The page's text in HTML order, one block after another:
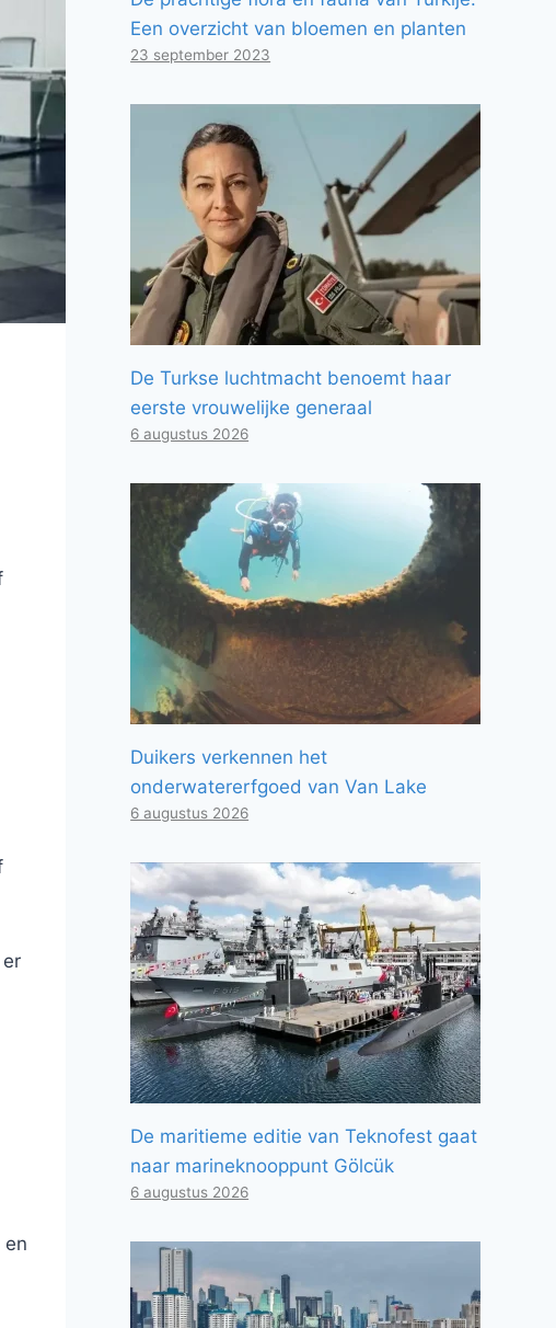
en
Een overzicht van bloemen en planten
23 september 2023
De Turkse luchtmacht benoemt haar
eerste vrouwelijke generaal
6 augustus 2026
Duikers verkennen het
onderwatererfgoed van Van Lake
6 augustus 2026
De maritieme editie van Teknofest gaat
naar marineknooppunt Gölcük
6 augustus 2026